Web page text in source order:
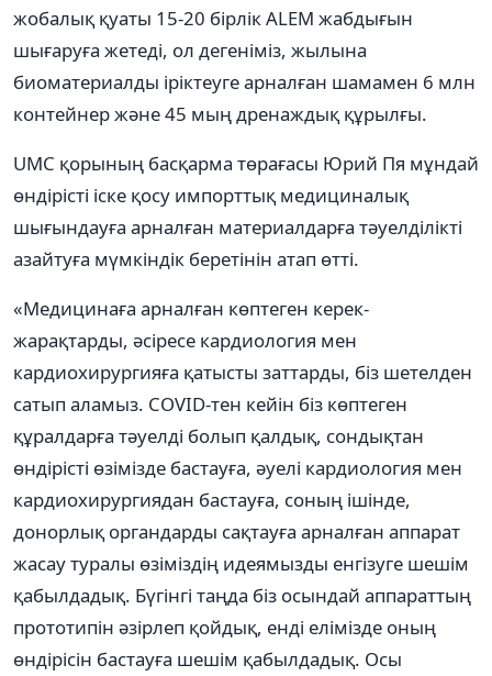
жобалық қуаты 15-20 бірлік ALEM жабдығын
шығаруға жетеді, ол дегеніміз, жылына
биоматериалды іріктеуге арналған шамамен 6 млн
контейнер және 45 мың дренаждық құрылғы.
UMC қорының басқарма төрағасы Юрий Пя мұндай
өндірісті іске қосу импорттық медициналық
шығындауға арналған материалдарға тәуелділікті
азайтуға мүмкіндік беретінін атап өтті.
«Медицинаға арналған көптеген керек-
жарақтарды, әсіресе кардиология мен
кардиохирургияға қатысты заттарды, біз шетелден
сатып аламыз. COVID-тен кейін біз көптеген
құралдарға тәуелді болып қалдық, сондықтан
өндірісті өзімізде бастауға, әуелі кардиология мен
кардиохирургиядан бастауға, соның ішінде,
донорлық органдарды сақтауға арналған аппарат
жасау туралы өзіміздің идеямызды енгізуге шешім
қабылдадық. Бүгінгі таңда біз осындай аппараттың
прототипін әзірлеп қойдық, енді елімізде оның
өндірісін бастауға шешім қабылдадық. Осы